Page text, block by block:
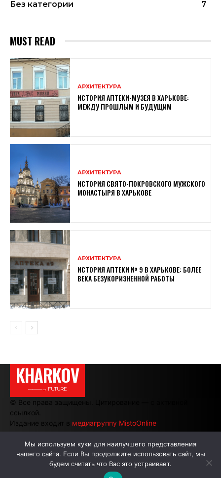
Без категории
7
MUST READ
АРХИТЕКТУРА
ИСТОРИЯ АПТЕКИ-МУЗЕЯ В ХАРЬКОВЕ:
МЕЖДУ ПРОШЛЫМ И БУДУЩИМ
АРХИТЕКТУРА
ИСТОРИЯ СВЯТО-ПОКРОВСКОГО МУЖСКОГО
МОНАСТЫРЯ В ХАРЬКОВЕ
АРХИТЕКТУРА
ИСТОРИЯ АПТЕКИ № 9 В ХАРЬКОВЕ: БОЛЕЕ
ВЕКА БЕЗУКОРИЗНЕННОЙ РАБОТЫ
KHARKOV
———→ FUTURE
© Все права защищены. Цитирование — с активной
ссылкой.
Издание входит в медиагруппу MistoOnline
АВТОРЫ РЕКЛАМА НА САЙТЕ
Мы используем куки для наилучшего представления
нашего сайта. Если Вы продолжите использовать сайт, мы
будем считать что Вас это устраивает.